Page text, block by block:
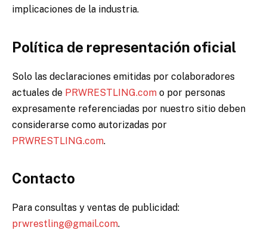
implicaciones de la industria.
Política de representación oficial
Solo las declaraciones emitidas por colaboradores
actuales de PRWRESTLING.com o por personas
expresamente referenciadas por nuestro sitio deben
considerarse como autorizadas por
PRWRESTLING.com.
Contacto
Para consultas y ventas de publicidad:
prwrestling@gmail.com.